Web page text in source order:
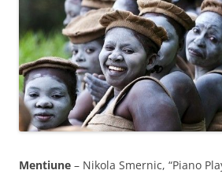
Mentiune – Nikola Smernic, “Piano